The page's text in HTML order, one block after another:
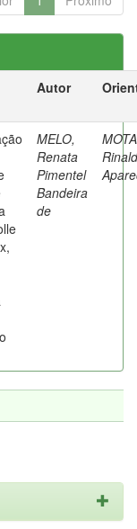
Autor
MELO,
Renata
Pimentel
Bandeira
de